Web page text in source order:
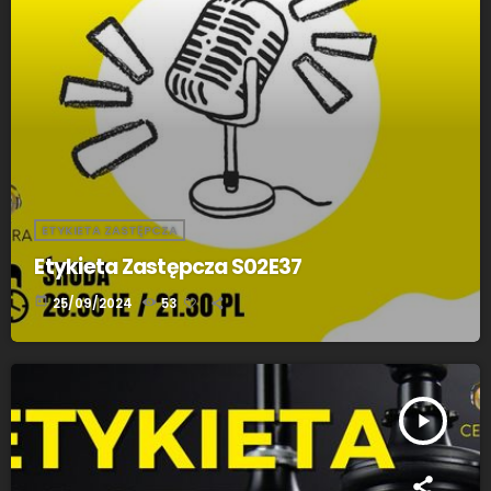
ETYKIETA ZASTĘPCZA
Etykieta Zastępcza S02E37
today 25/09/2024 53
play_arrow